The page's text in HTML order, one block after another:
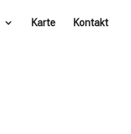
Karte Kontakt